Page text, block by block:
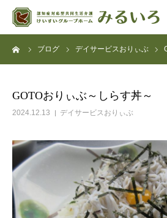
ブログ デイサービスおりぃぶ
GOTOおりぃぶ～しらす丼～
2024.12.13 デイサービスおりぃぶ
グループホーム
よくある質問